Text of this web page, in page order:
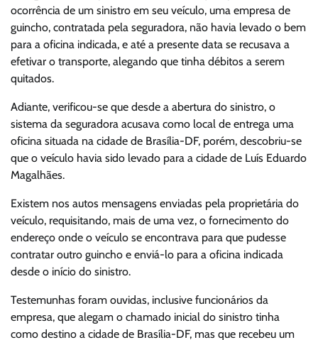
ocorrência de um sinistro em seu veículo, uma empresa de
guincho, contratada pela seguradora, não havia levado o bem
para a oficina indicada, e até a presente data se recusava a
efetivar o transporte, alegando que tinha débitos a serem
quitados.
Adiante, verificou-se que desde a abertura do sinistro, o
sistema da seguradora acusava como local de entrega uma
oficina situada na cidade de Brasília-DF, porém, descobriu-se
que o veículo havia sido levado para a cidade de Luís Eduardo
Magalhães.
Existem nos autos mensagens enviadas pela proprietária do
veículo, requisitando, mais de uma vez, o fornecimento do
endereço onde o veículo se encontrava para que pudesse
contratar outro guincho e enviá-lo para a oficina indicada
desde o início do sinistro.
Testemunhas foram ouvidas, inclusive funcionários da
empresa, que alegam o chamado inicial do sinistro tinha
como destino a cidade de Brasília-DF, mas que recebeu um